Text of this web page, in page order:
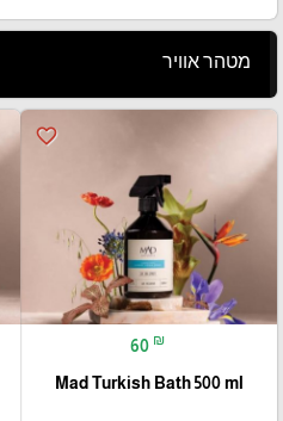
מטהר אוויר
favorite_border
60 ₪
Mad Turkish Bath 500 ml